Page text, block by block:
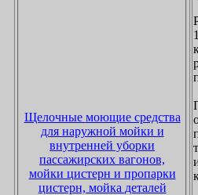
Щелочные моющие средства
для наружной мойки и
внутренней уборки
пассажирских вагонов,
мойки цистерн и пропарки
цистерн, мойка деталей